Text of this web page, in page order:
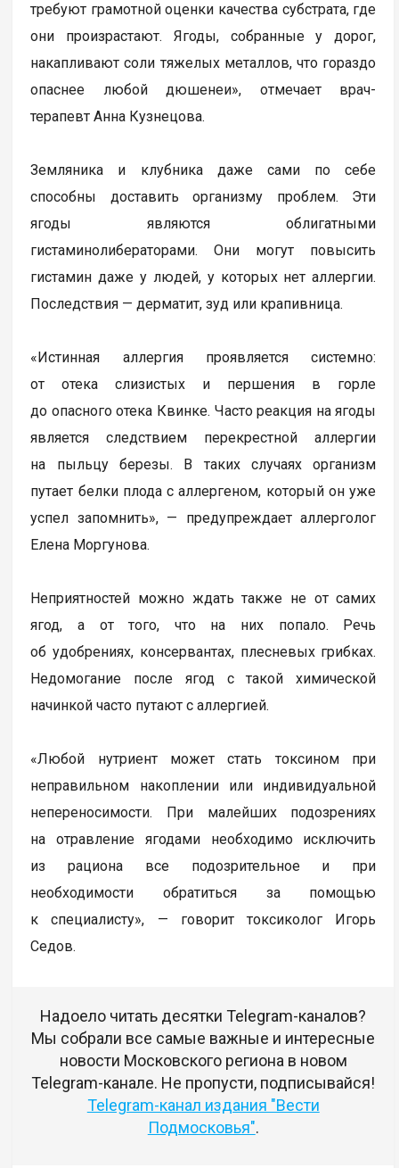
требуют грамотной оценки качества субстрата, где
они произрастают. Ягоды, собранные у дорог,
накапливают соли тяжелых металлов, что гораздо
опаснее любой дюшенеи», отмечает врач-
терапевт Анна Кузнецова.
Земляника и клубника даже сами по себе
способны доставить организму проблем. Эти
ягоды являются облигатными
гистаминолибераторами. Они могут повысить
гистамин даже у людей, у которых нет аллергии.
Последствия — дерматит, зуд или крапивница.
«Истинная аллергия проявляется системно:
от отека слизистых и першения в горле
до опасного отека Квинке. Часто реакция на ягоды
является следствием перекрестной аллергии
на пыльцу березы. В таких случаях организм
путает белки плода с аллергеном, который он уже
успел запомнить», — предупреждает аллерголог
Елена Моргунова.
Неприятностей можно ждать также не от самих
ягод, а от того, что на них попало. Речь
об удобрениях, консервантах, плесневых грибках.
Недомогание после ягод с такой химической
начинкой часто путают с аллергией.
«Любой нутриент может стать токсином при
неправильном накоплении или индивидуальной
непереносимости. При малейших подозрениях
на отравление ягодами необходимо исключить
из рациона все подозрительное и при
необходимости обратиться за помощью
к специалисту», — говорит токсиколог Игорь
Седов.
Надоело читать десятки Telegram-каналов?
Мы собрали все самые важные и интересные
новости Московского региона в новом
Telegram-канале. Не пропусти, подписывайся!
Telegram-канал издания "Вести
Подмосковья".